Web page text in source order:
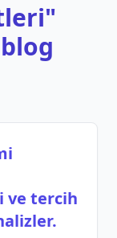
ve tercih